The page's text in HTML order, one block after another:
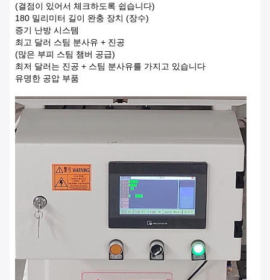
(결점이 있어서 체크하도록 쉽습니다)
180 밀리미터 길이 완충 장치 (장수)
증기 난방 시스템
최고 달러 스팀 분사유 + 진공
(많은 부피 스팀 챔버 공급)
최저 달러는 진공 + 스팀 분사유를 가지고 있습니다
유명한 공압 부품